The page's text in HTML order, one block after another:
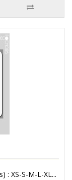
: XS-S-M-L-XL...